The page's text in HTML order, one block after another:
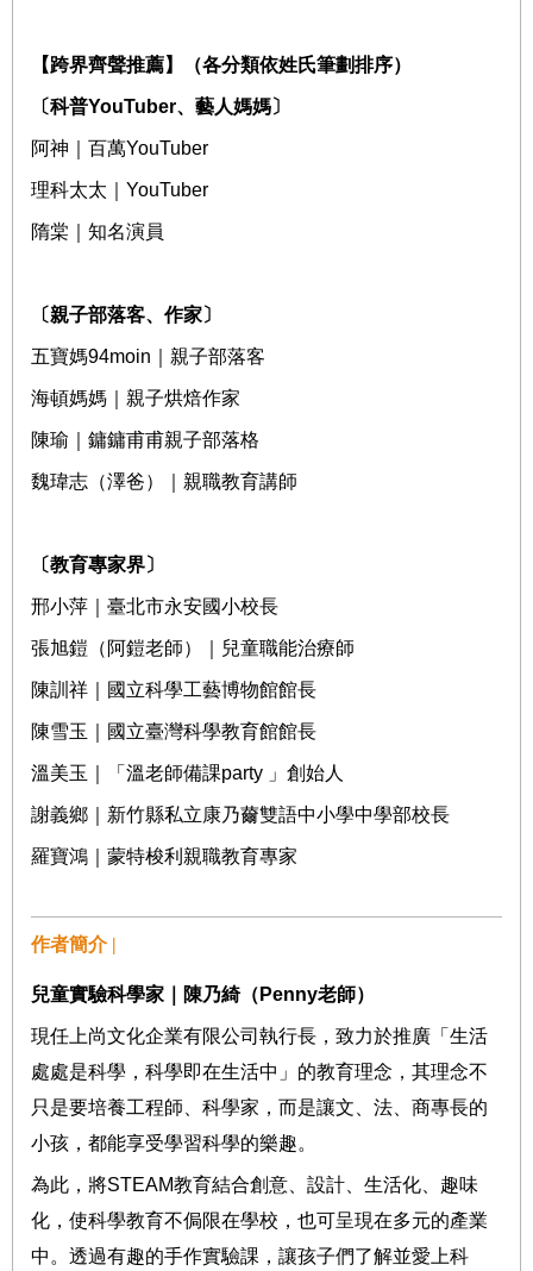
【跨界齊聲推薦】（各分類依姓氏筆劃排序）
〔科普YouTuber、藝人媽媽〕
阿神｜百萬YouTuber
理科太太｜ YouTuber
隋棠｜知名演員
〔親子部落客、作家〕
五寶媽94moin ｜親子部落客
海頓媽媽｜親子烘焙作家
陳瑜｜鏞鏞甫甫親子部落格
魏瑋志（澤爸）｜親職教育講師
〔教育專家界〕
邢小萍｜臺北市永安國小校長
張旭鎧（阿鎧老師）｜兒童職能治療師
陳訓祥｜國立科學工藝博物館館長
陳雪玉｜國立臺灣科學教育館館長
溫美玉｜「溫老師備課party 」創始人
謝義鄉｜新竹縣私立康乃薾雙語中小學中學部校長
羅寶鴻｜蒙特梭利親職教育專家
作者簡介 |
兒童實驗科學家｜陳乃綺（ Penny老師）
現任上尚文化企業有限公司執行長，致力於推廣「生活
處處是科學，科學即在生活中」的教育理念，其理念不
只是要培養工程師、科學家，而是讓文、法、商專長的
小孩，都能享受學習科學的樂趣。
為此，將STEAM教育結合創意、設計、生活化、趣味
化，使科學教育不侷限在學校，也可呈現在多元的產業
中。透過有趣的手作實驗課，讓孩子們了解並愛上科